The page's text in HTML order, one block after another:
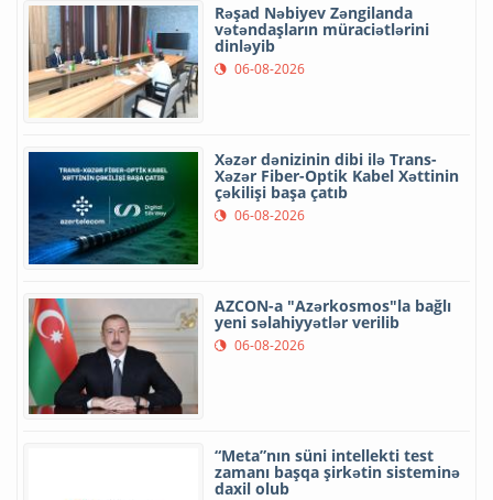
Rəşad Nəbiyev Zəngilanda
vətəndaşların müraciətlərini
dinləyib
06-08-2026
Xəzər dənizinin dibi ilə Trans-
Xəzər Fiber-Optik Kabel Xəttinin
çəkilişi başa çatıb
06-08-2026
AZCON-a "Azərkosmos"la bağlı
yeni səlahiyyətlər verilib
06-08-2026
“Meta”nın süni intellekti test
zamanı başqa şirkətin sisteminə
daxil olub